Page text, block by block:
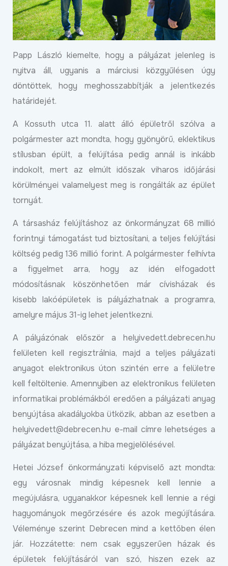
Papp László kiemelte, hogy a pályázat jelenleg is
nyitva áll, ugyanis a márciusi közgyűlésen úgy
döntöttek, hogy meghosszabbítják a jelentkezés
határidejét.
A Kossuth utca 11. alatt álló épületről szólva a
polgármester azt mondta, hogy gyönyörű, eklektikus
stílusban épült, a felújítása pedig annál is inkább
indokolt, mert az elmúlt időszak viharos időjárási
körülményei valamelyest meg is rongálták az épület
tornyát.
A társasház felújításhoz az önkormányzat 68 millió
forintnyi támogatást tud biztosítani, a teljes felújítási
költség pedig 136 millió forint. A polgármester felhívta
a figyelmet arra, hogy az idén elfogadott
módosításnak köszönhetően már cívisházak és
kisebb lakóépületek is pályázhatnak a programra,
amelyre május 31-ig lehet jelentkezni.
A pályázónak először a helyivedett.debrecen.hu
felületen kell regisztrálnia, majd a teljes pályázati
anyagot elektronikus úton szintén erre a felületre
kell feltöltenie. Amennyiben az elektronikus felületen
informatikai problémákból eredően a pályázati anyag
benyújtása akadályokba ütközik, abban az esetben a
helyivedett@debrecen.hu e-mail címre lehetséges a
pályázat benyújtása, a hiba megjelölésével.
Hetei József önkormányzati képviselő azt mondta:
egy városnak mindig képesnek kell lennie a
megújulásra, ugyanakkor képesnek kell lennie a régi
hagyományok megőrzésére és azok megújítására.
Véleménye szerint Debrecen mind a kettőben élen
jár. Hozzátette: nem csak egyszerűen házak és
épületek felújításáról van szó, hiszen ezek az